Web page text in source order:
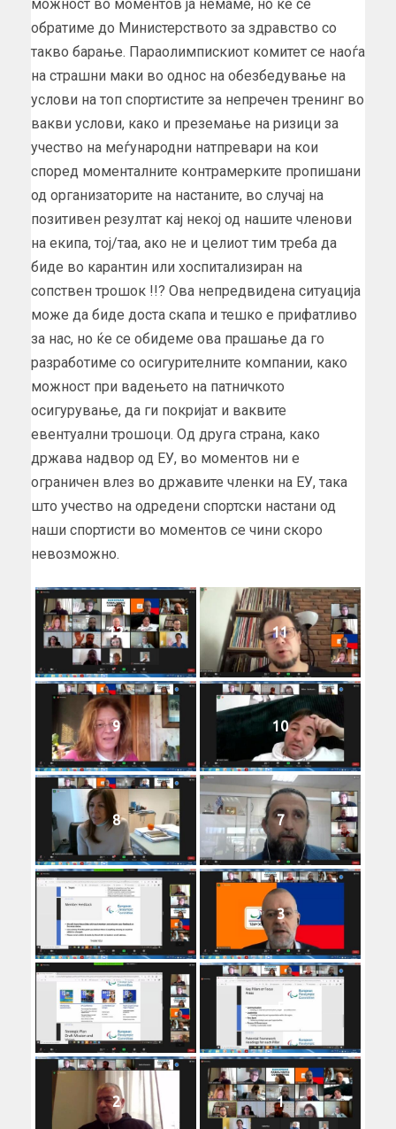
можност во моментов ја немаме, но ќе се
обратиме до Министерството за здравство со
такво барање. Параолимпискиот комитет се наоѓа
на страшни маки во однос на обезбедување на
услови на топ спортистите за непречен тренинг во
вакви услови, како и преземање на ризици за
учество на меѓународни натпревари на кои
според моменталните контрамерките пропишани
од организаторите на настаните, во случај на
позитивен резултат кај некој од нашите членови
на екипа, тој/таа, ако не и целиот тим треба да
биде во карантин или хоспитализиран на
сопствен трошок !!? Ова непредвидена ситуација
може да биде доста скапа и тешко е прифатливо
за нас, но ќе се обидеме ова прашање да го
разработиме со осигурителните компании, како
можност при вадењето на патничкото
осигурување, да ги покријат и ваквите
евентуални трошоци. Од друга страна, како
држава надвор од ЕУ, во моментов ни е
ограничен влез во државите членки на ЕУ, така
што учество на одредени спортски настани од
наши спортисти во моментов се чини скоро
невозможно.
12 11
9 10
8 7
6 3
4 5
2 1